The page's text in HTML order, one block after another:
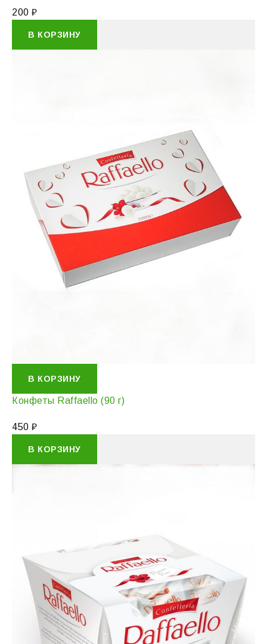
200 ₽
В КОРЗИНУ
В КОРЗИНУ
Конфеты Raffaello (90 г)
450 ₽
В КОРЗИНУ